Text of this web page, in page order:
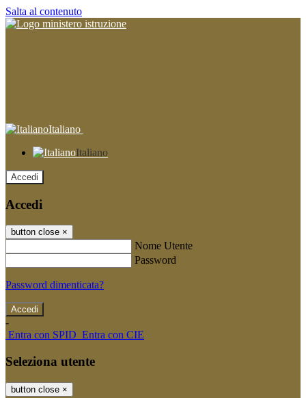
Salta al contenuto
Italiano
Italiano
Accedi
Accedi
button close ×
Nome Utente
Password
Password dimenticata?
-
Entra con SPID Entra con CIE
Seleziona utente
button close ×